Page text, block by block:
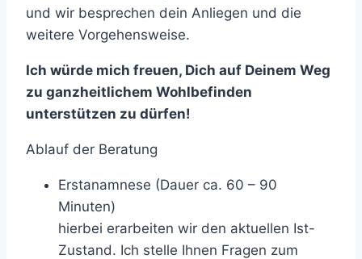
und wir besprechen dein Anliegen und die
weitere Vorgehensweise.
Ich würde mich freuen, Dich auf Deinem Weg
zu ganzheitlichem Wohlbefinden
unterstützen zu dürfen!
Ablauf der Beratung
Erstanamnese (Dauer ca. 60 – 90
Minuten)
hierbei erarbeiten wir den aktuellen Ist-
Zustand. Ich stelle Ihnen Fragen zum